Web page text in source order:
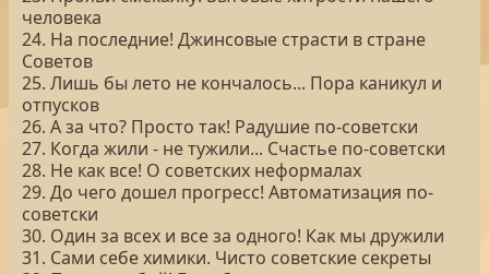
человека
24. На последние! Джинсовые страсти в стране
Советов
25. Лишь бы лето не кончалось... Пора каникул и
отпусков
26. А за что? Просто так! Радушие по-советски
27. Когда жили - не тужили... Счастье по-советски
28. Не как все! О советских неформалах
29. До чего дошел прогресс! Автоматизация по-
советски
30. Один за всех и все за одного! Как мы дружили
31. Сами себе химики. Чисто советские секреты